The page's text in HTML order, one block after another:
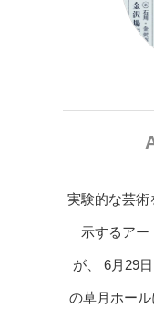
実験的な芸術
示するアー
が、 6月29
の草月ホー